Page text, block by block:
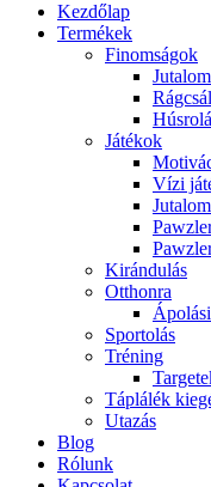
Kezdőlap
Termékek
Finomságok
Játékok
Vízi
Kirándulás
Otthonra
Sportolás
Tréning
Táplálék
Utazás
Blog
Rólunk